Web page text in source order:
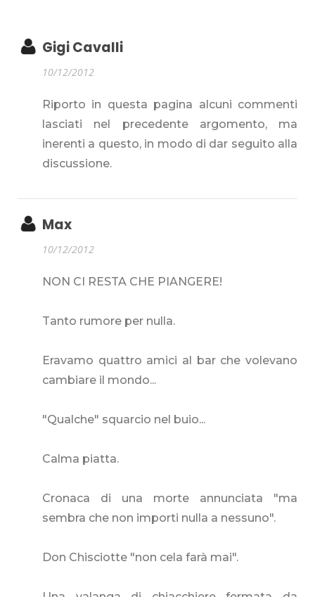
Gigi Cavalli
10/12/2012
Riporto in questa pagina alcuni commenti
lasciati nel precedente argomento, ma
inerenti a questo, in modo di dar seguito alla
discussione.
Max
10/12/2012
NON CI RESTA CHE PIANGERE!
Tanto rumore per nulla.
Eravamo quattro amici al bar che volevano
cambiare il mondo...
"Qualche" squarcio nel buio...
Calma piatta.
Cronaca di una morte annunciata "ma
sembra che non importi nulla a nessuno".
Don Chisciotte "non cela farà mai".